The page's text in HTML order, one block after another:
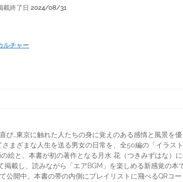
載終了日 2024/08/31
ルチャー
び…東京に触れた人たちの身に覚えのある感情と風景を
まざまな人生を送る男女の日常を、全50編の「イラス
絵と、本書が初の著作となる月水 花（つきみずはな）
載し、読みながら「エアBGM」を楽しめる新感覚の本
開中。本書の帯の内側にプレイリストに飛べるQRコ